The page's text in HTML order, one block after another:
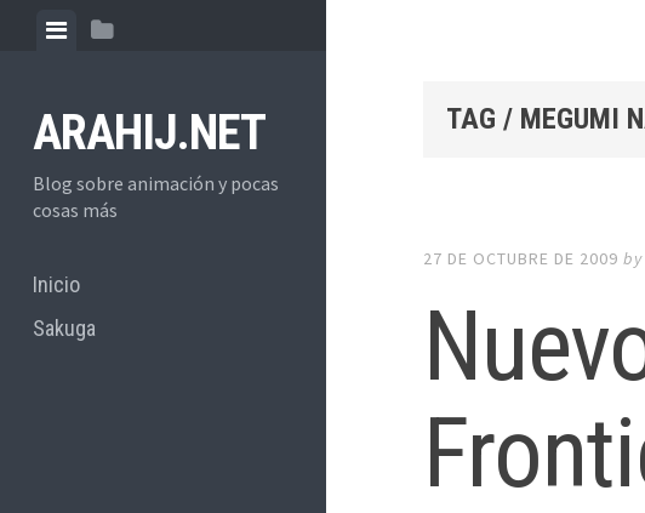
ViewView
ARAHIJ.NET
Blog sobre animación y pocas
cosas más
Inicio
Sakuga
TAG / MEGUMI
27 DE OCTUBRE DE 2009